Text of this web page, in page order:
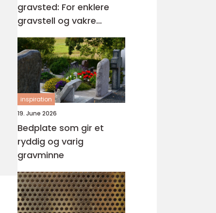
gravsted: For enklere
gravstell og vakre
minnesteder
inspiration
19. June 2026
Bedplate som gir et
ryddig og varig
gravminne